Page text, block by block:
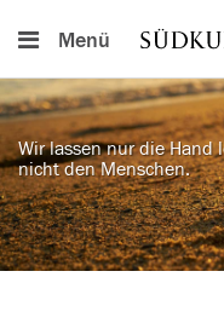
Menü
Wir lassen nur die Hand
nicht den Menschen.